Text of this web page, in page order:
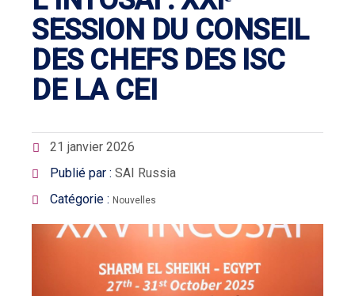
SESSION DU CONSEIL
DES CHEFS DES ISC
DE LA CEI
21 janvier 2026
Publié par : SAI Russia
Catégorie : Nouvelles